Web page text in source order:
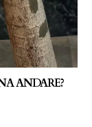
ANDARE?